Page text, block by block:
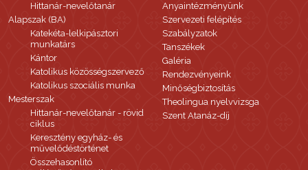
Hittanár-nevelőtanár
Alapszak (BA)
Katekéta-lelkipásztori
munkatárs
Kántor
Katolikus közösségszervező
Katolikus szociális munka
Mesterszak
Hittanár-nevelőtanár - rövid
ciklus
Keresztény egyház- és
művelődéstörténet
Összehasonlító
Anyaintézményünk
Szervezeti felépítés
Szabályzatok
Tanszékek
Galéria
Rendezvényeink
Minőségbiztosítás
Theolingua nyelvvizsga
Szent Atanáz-díj